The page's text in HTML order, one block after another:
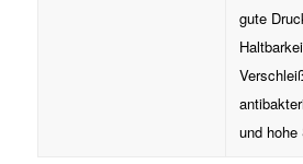
gute
und